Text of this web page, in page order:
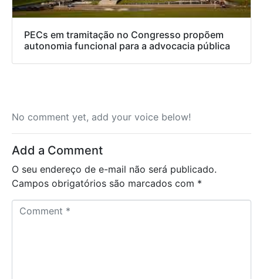
PECs em tramitação no Congresso propõem
autonomia funcional para a advocacia pública
No comment yet, add your voice below!
Add a Comment
O seu endereço de e-mail não será publicado.
Campos obrigatórios são marcados com *